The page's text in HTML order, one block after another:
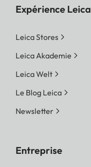
Expérience Leica
Leica Stores
Leica Akademie
Leica Welt
Le Blog Leica
Newsletter
Entreprise